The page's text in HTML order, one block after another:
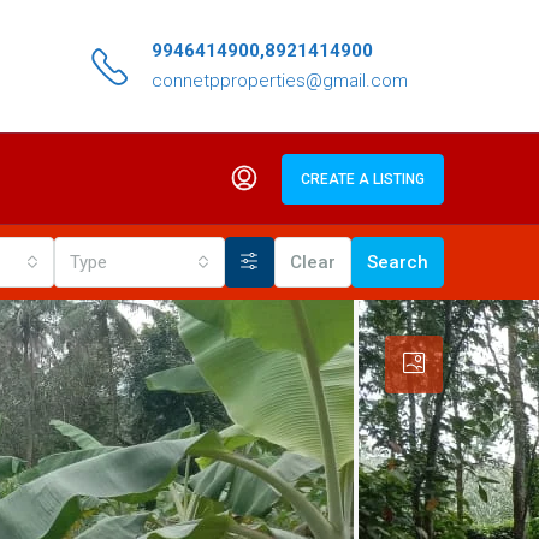
9946414900,8921414900
connetpproperties@gmail.com
CREATE A LISTING
Type Clear Search